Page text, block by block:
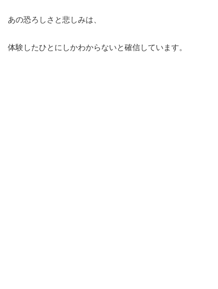
あの恐ろしさと悲しみは、
体験したひとにしかわからないと確信しています。